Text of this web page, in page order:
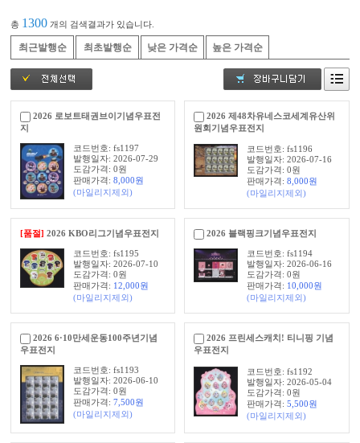
최근발행순 최초발행순 낮은 가격순 높은 가격순
총 1300 개의 검색결과가 있습니다.
2026 로보트태권브이기념우표전
지
코드번호: fs1197
발행일자: 2026-07-29
도감가격: 0원
판매가격: 8,000원
(마일리지제외)
2026 제48차유네스코세계유산위
원회기념우표전지
코드번호: fs1196
발행일자: 2026-07-16
도감가격: 0원
판매가격: 8,000원
(마일리지제외)
[품절] 2026 KBO리그기념우표전지
코드번호: fs1195
발행일자: 2026-07-10
도감가격: 0원
판매가격: 12,000원
(마일리지제외)
2026 블랙핑크기념우표전지
코드번호: fs1194
발행일자: 2026-06-16
도감가격: 0원
판매가격: 10,000원
(마일리지제외)
2026 6·10만세운동100주년기념
우표전지
코드번호: fs1193
발행일자: 2026-06-10
도감가격: 0원
판매가격: 7,500원
(마일리지제외)
2026 프린세스캐치! 티니핑 기념
우표전지
코드번호: fs1192
발행일자: 2026-05-04
도감가격: 0원
판매가격: 5,500원
(마일리지제외)